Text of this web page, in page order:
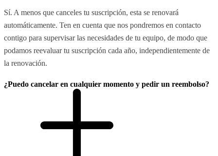
Sí. A menos que canceles tu suscripción, esta se renovará
automáticamente. Ten en cuenta que nos pondremos en contacto
contigo para supervisar las necesidades de tu equipo, de modo que
podamos reevaluar tu suscripción cada año, independientemente de
la renovación.
¿Puedo cancelar en cualquier momento y pedir un reembolso?